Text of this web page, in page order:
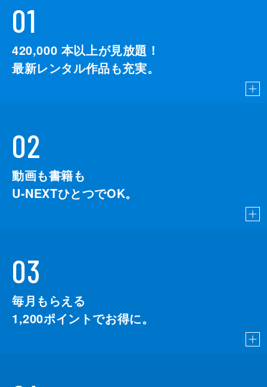
01
420,000 本以上が見放題！
最新レンタル作品も充実。
02
動画も書籍も
U-NEXTひとつでOK。
03
毎月もらえる
1,200ポイントでお得に。